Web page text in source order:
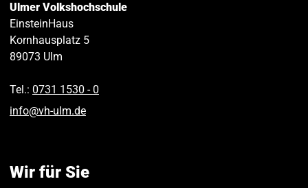
Ulmer Volkshochschule
EinsteinHaus
Kornhausplatz 5
89073 Ulm
Tel.: 0731 1530 ‑ 0
info@vh-ulm.de
Wir für Sie